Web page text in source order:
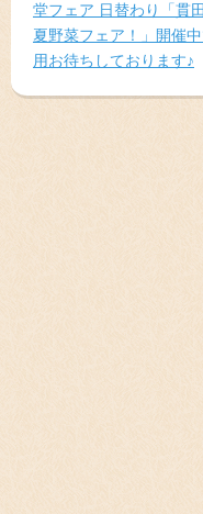
堂フェア 日替わり「貫
夏野菜フェア！」開催
用お待ちしております♪